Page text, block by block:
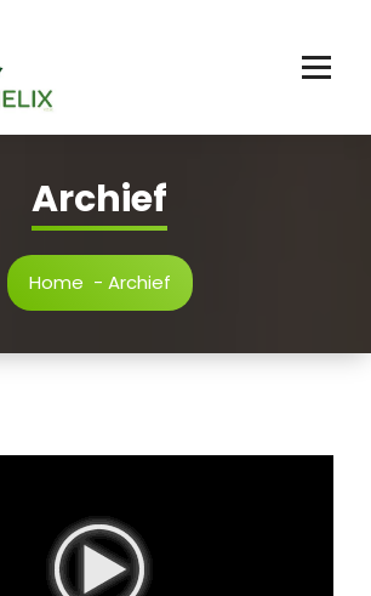
Archief
Home - Archief